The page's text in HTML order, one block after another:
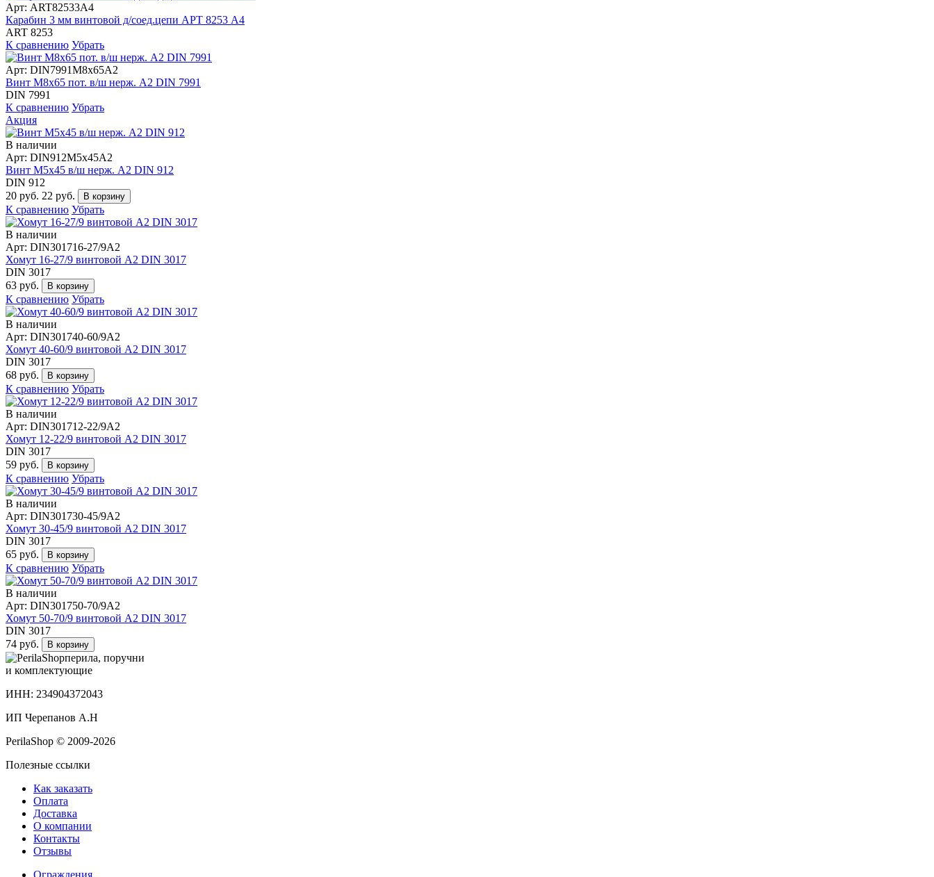
Арт: ART82533А4
Карабин 3 мм винтовой д/соед.цепи АРТ 8253 А4
ART 8253
К сравнению Убрать
Арт: DIN7991М8х65А2
Винт М8х65 пот. в/ш нерж. А2 DIN 7991
DIN 7991
К сравнению Убрать
Акция
В наличии
Арт: DIN912М5х45А2
Винт М5х45 в/ш нерж. А2 DIN 912
DIN 912
20 руб. 22 руб. В корзину
К сравнению Убрать
В наличии
Арт: DIN301716-27/9А2
Хомут 16-27/9 винтовой А2 DIN 3017
DIN 3017
63 руб.
В корзину
К сравнению Убрать
В наличии
Арт: DIN301740-60/9А2
Хомут 40-60/9 винтовой А2 DIN 3017
DIN 3017
68 руб.
В корзину
К сравнению Убрать
В наличии
Арт: DIN301712-22/9А2
Хомут 12-22/9 винтовой А2 DIN 3017
DIN 3017
59 руб.
В корзину
К сравнению Убрать
В наличии
Арт: DIN301730-45/9А2
Хомут 30-45/9 винтовой А2 DIN 3017
DIN 3017
65 руб.
В корзину
К сравнению Убрать
В наличии
Арт: DIN301750-70/9А2
Хомут 50-70/9 винтовой А2 DIN 3017
DIN 3017
74 руб.
В корзину
перила, поручни
и комплектующие
ИНН: 234904372043
ИП Черепанов А.Н
PerilaShop © 2009-2026
Полезные ссылки
Как заказать
Оплата
Доставка
О компании
Контакты
Отзывы
Ограждения